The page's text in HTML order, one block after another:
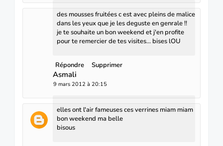
des mousses fruitées c est avec pleins de malice
dans les yeux que je les deguste en genrale !!
je te souhaite un bon weekend et j'en profite
pour te remercier de tes visites... bises lOU
Répondre Supprimer
Asmali
9 mars 2012 à 20:15
elles ont l'air fameuses ces verrines miam miam
bon weekend ma belle
bisous